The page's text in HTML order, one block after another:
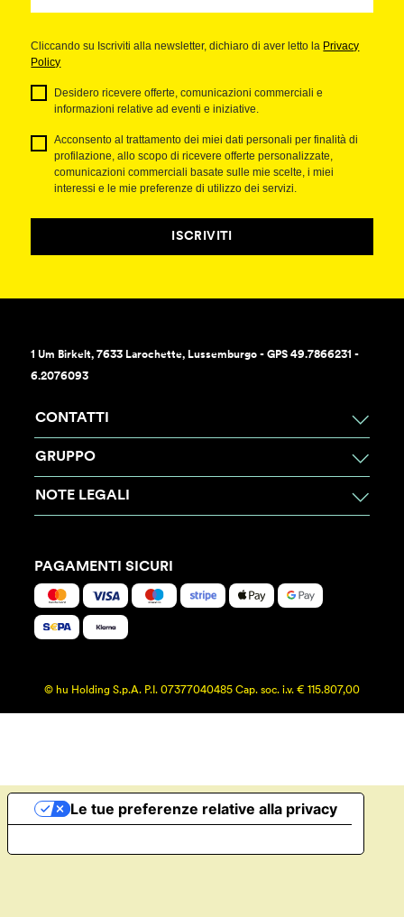
Cliccando su Iscriviti alla newsletter, dichiaro di aver letto la Privacy
Policy
Desidero ricevere offerte, comunicazioni commerciali e
informazioni relative ad eventi e iniziative.
Acconsento al trattamento dei miei dati personali per finalità di
profilazione, allo scopo di ricevere offerte personalizzate,
comunicazioni commerciali basate sulle mie scelte, i miei
interessi e le mie preferenze di utilizzo dei servizi.
ISCRIVITI
1 Um Birkelt, 7633 Larochette, Lussemburgo - GPS 49.7866231 -
6.2076093
CONTATTI
GRUPPO
NOTE LEGALI
PAGAMENTI SICURI
© hu Holding S.p.A. P.I. 07377040485 Cap. soc. i.v. € 115.807,00
Le tue preferenze relative alla privacy